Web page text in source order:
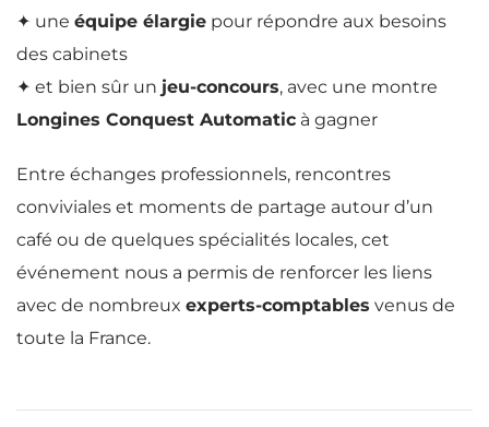
✦ une équipe élargie pour répondre aux besoins
des cabinets
✦ et bien sûr un jeu-concours, avec une montre
Longines Conquest Automatic à gagner
Entre échanges professionnels, rencontres
conviviales et moments de partage autour d’un
café ou de quelques spécialités locales, cet
événement nous a permis de renforcer les liens
avec de nombreux experts-comptables venus de
toute la France.